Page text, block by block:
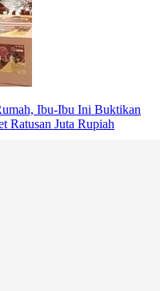
Ibu-Ibu Ini Buktikan
Ratusan Juta Rupiah